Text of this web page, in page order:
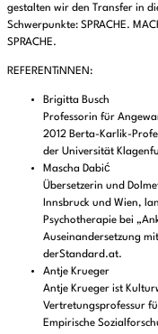
gestalten wir den Transfer in
Schwerpunkte: SPRACHE.
SPRACHE.
REFERENTiNNEN:
Brigitta Busch
Professorin für
2012 Berta-Karlik-
der Universität
Mascha Dabić
Übersetzerin und
Innsbruck und Wien,
Psychotherapie bei
Auseinandersetzung
derStandard.at.
Antje Krueger
Antje Krueger ist
Vertretungsprofessur
Empirische